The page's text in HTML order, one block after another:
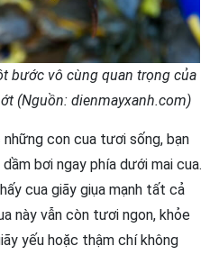
bước vô cùng quan trọng của
(Nguồn: dienmayxanh.com)
con cua tươi sống, bạn
bơi ngay phía dưới mai cua.
cua giãy giụa mạnh tất cả
này vẫn còn tươi ngon, khỏe
yếu hoặc thậm chí không